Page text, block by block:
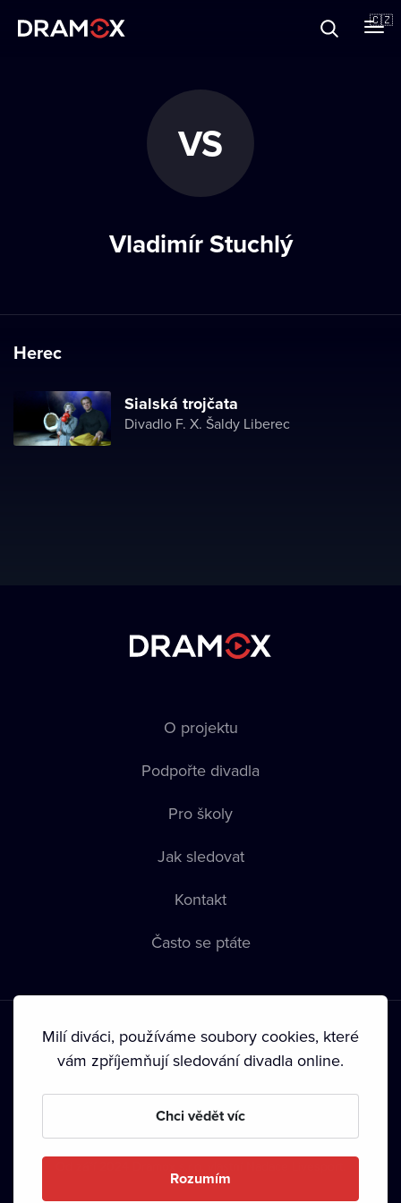
🇨🇿
VS
Vladimír Stuchlý
Herec
Sialská trojčata
Divadlo F. X. Šaldy Liberec
O projektu
Podpořte divadla
Pro školy
Jak sledovat
Kontakt
Často se ptáte
Podmínky používání • Ochrana soukromí • Zásady používání
• Autorská práva•
Milí diváci, používáme soubory cookies, které
vám zpříjemňují sledování divadla online.
Chci vědět víc
Rozumím